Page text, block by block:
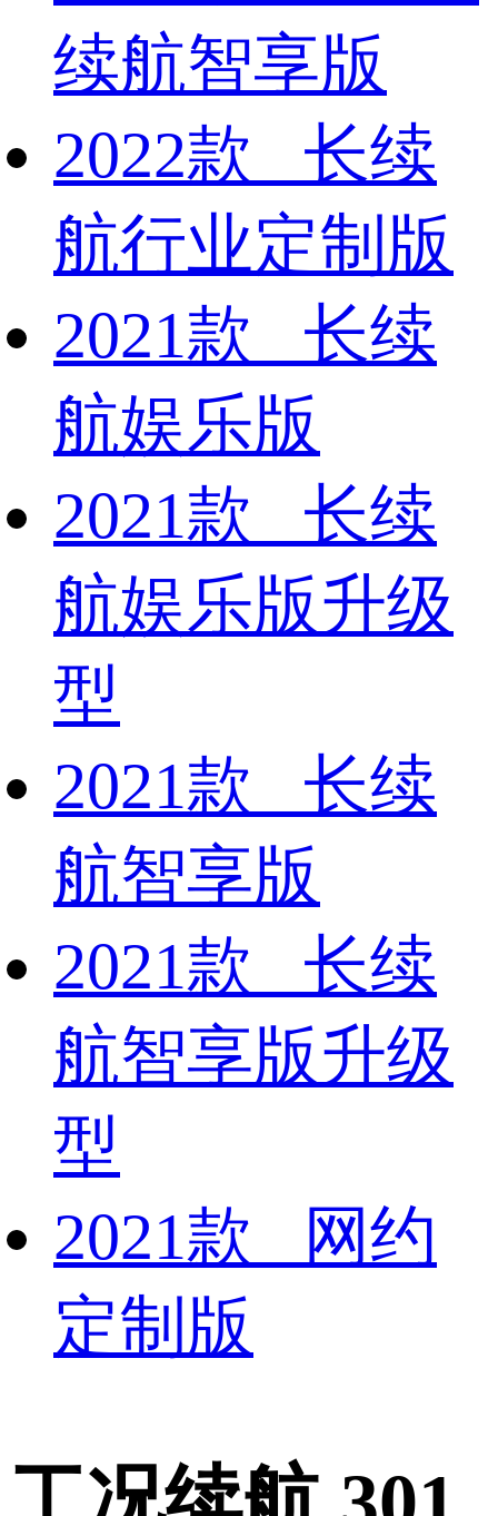
续航智享版
2022款 长续
航行业定制版
2021款 长续
航娱乐版
2021款 长续
航娱乐版升级
型
2021款 长续
航智享版
2021款 长续
航智享版升级
型
2021款 网约
定制版